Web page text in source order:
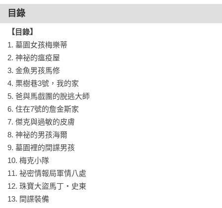
近孩子的真實生活，作者也非常了解孩子的內心狀況，因此從
閱讀中，孩子可以一步一步建立自己面對困境的勇氣、學會訴
說、理解友誼。
2. 讓家長與教師，看見兒童與青少年生活中無法訴說的焦慮與
危機
書中每一個孩子都有他們需要面對的課題──梅樂蒂的父母離
婚、馬修正在治療嚴重的強迫症、傑克在學校裡被老師霸
凌……這些問題常常被成人忽視，孩子也不一定願意說出口。
不論家長或教師，都可以從故事中看見孩子面對焦慮與生活危
機時的狀況與反應，提醒我們更細心的去觀察孩子的生活狀
況，在他們需要的時候提供堅實的依靠。
3. 從故事中，讓孩子看見正面與正向的人格特質
作者麗莎．湯普森筆下的角色都有一股正向的力量。「金魚男
孩」馬修或是「墓園女孩」梅樂蒂都曾經面臨生活中的困難，
目錄
【目錄】
1. 墓園女孩梅樂蒂
2. 神祕的瘟疫屋
3. 金魚男孩馬修
4. 栗樹巷3號，我的家
5. 爸與馬戲團的脫逃大師
6. 住在7號的詹金斯家
7. 傑克與過敏的皮膚
8. 神祕的男孩海爾
9. 墓園裡的間諜男孩
10. 梅克小隊
11. 祕密情報局軍情八處
12. 珠寶大盜馬丁・史東
13. 間諜裝備